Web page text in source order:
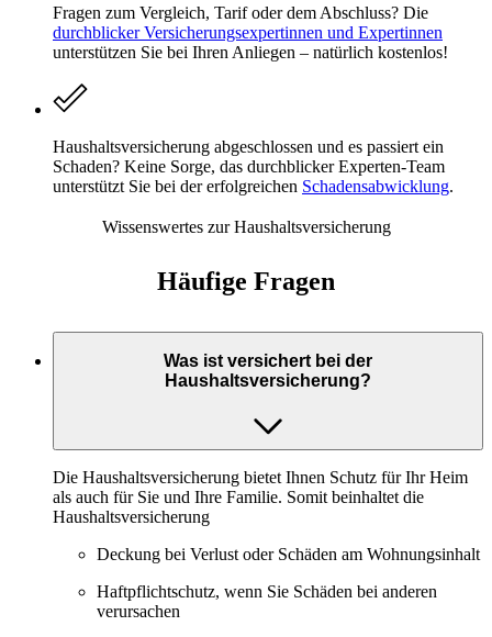
Fragen zum Vergleich, Tarif oder dem Abschluss? Die
durchblicker Versicherungsexpertinnen und Expertinnen
unterstützen Sie bei Ihren Anliegen – natürlich kostenlos!
Haushaltsversicherung abgeschlossen und es passiert ein
Schaden? Keine Sorge, das durchblicker Experten-Team
unterstützt Sie bei der erfolgreichen Schadensabwicklung.
Wissenswertes zur Haushalts­versicherung
Häufige Fragen
Was ist versichert bei der
Haushaltsversicherung?
Die Haushaltsversicherung bietet Ihnen Schutz für Ihr Heim
als auch für Sie und Ihre Familie. Somit beinhaltet die
Haushaltsversicherung
Deckung bei Verlust oder Schäden am Wohnungsinhalt
Haftpflichtschutz, wenn Sie Schäden bei anderen
verursachen